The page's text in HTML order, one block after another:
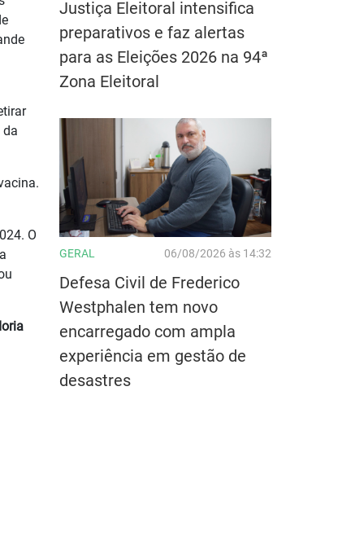
da
O
Justiça Eleitoral intensifica
preparativos e faz alertas
para as Eleições 2026 na 94ª
Zona Eleitoral
GERAL 06/08/2026 às 14:32
Defesa Civil de Frederico
Westphalen tem novo
encarregado com ampla
experiência em gestão de
desastres